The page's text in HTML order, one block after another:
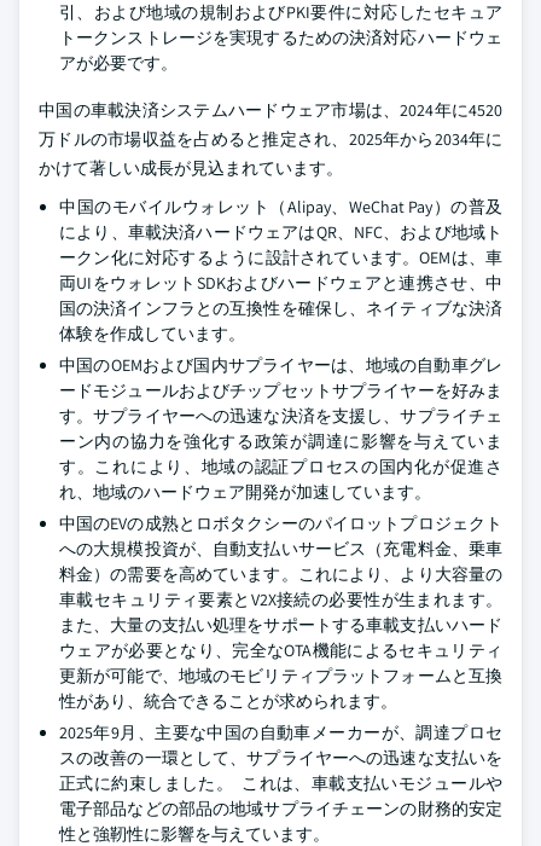
引、および地域の規制およびPKI要件に対応したセキュア
トークンストレージを実現するための決済対応ハードウェ
アが必要です。
中国の車載決済システムハードウェア市場は、2024年に4520
万ドルの市場収益を占めると推定され、2025年から2034年に
かけて著しい成長が見込まれています。
中国のモバイルウォレット（Alipay、WeChat Pay）の普及
により、車載決済ハードウェアはQR、NFC、および地域ト
ークン化に対応するように設計されています。OEMは、車
両UIをウォレットSDKおよびハードウェアと連携させ、中
国の決済インフラとの互換性を確保し、ネイティブな決済
体験を作成しています。
中国のOEMおよび国内サプライヤーは、地域の自動車グレ
ードモジュールおよびチップセットサプライヤーを好みま
す。サプライヤーへの迅速な決済を支援し、サプライチェ
ーン内の協力を強化する政策が調達に影響を与えていま
す。これにより、地域の認証プロセスの国内化が促進さ
れ、地域のハードウェア開発が加速しています。
中国のEVの成熟とロボタクシーのパイロットプロジェクト
への大規模投資が、自動支払いサービス（充電料金、乗車
料金）の需要を高めています。これにより、より大容量の
車載セキュリティ要素とV2X接続の必要性が生まれます。
また、大量の支払い処理をサポートする車載支払いハード
ウェアが必要となり、完全なOTA機能によるセキュリティ
更新が可能で、地域のモビリティプラットフォームと互換
性があり、統合できることが求められます。
2025年9月、主要な中国の自動車メーカーが、調達プロセ
スの改善の一環として、サプライヤーへの迅速な支払いを
正式に約束しました。 これは、車載支払いモジュールや
電子部品などの部品の地域サプライチェーンの財務的安定
性と強靭性に影響を与えています。